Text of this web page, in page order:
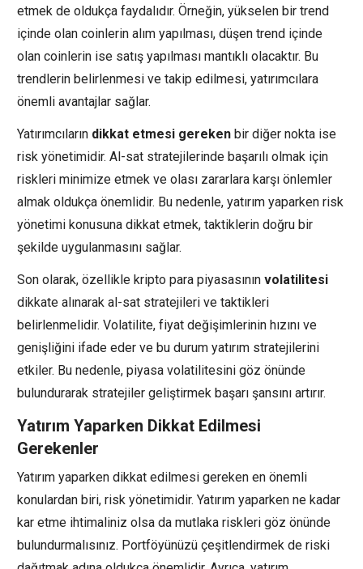
etmek de oldukça faydalıdır. Örneğin, yükselen bir trend
içinde olan coinlerin alım yapılması, düşen trend içinde
olan coinlerin ise satış yapılması mantıklı olacaktır. Bu
trendlerin belirlenmesi ve takip edilmesi, yatırımcılara
önemli avantajlar sağlar.
Yatırımcıların dikkat etmesi gereken bir diğer nokta ise
risk yönetimidir. Al-sat stratejilerinde başarılı olmak için
riskleri minimize etmek ve olası zararlara karşı önlemler
almak oldukça önemlidir. Bu nedenle, yatırım yaparken risk
yönetimi konusuna dikkat etmek, taktiklerin doğru bir
şekilde uygulanmasını sağlar.
Son olarak, özellikle kripto para piyasasının volatilitesi
dikkate alınarak al-sat stratejileri ve taktikleri
belirlenmelidir. Volatilite, fiyat değişimlerinin hızını ve
genişliğini ifade eder ve bu durum yatırım stratejilerini
etkiler. Bu nedenle, piyasa volatilitesini göz önünde
bulundurarak stratejiler geliştirmek başarı şansını artırır.
Yatırım Yaparken Dikkat Edilmesi
Gerekenler
Yatırım yaparken dikkat edilmesi gereken en önemli
konulardan biri, risk yönetimidir. Yatırım yaparken ne kadar
kar etme ihtimaliniz olsa da mutlaka riskleri göz önünde
bulundurmalısınız. Portföyünüzü çeşitlendirmek de riski